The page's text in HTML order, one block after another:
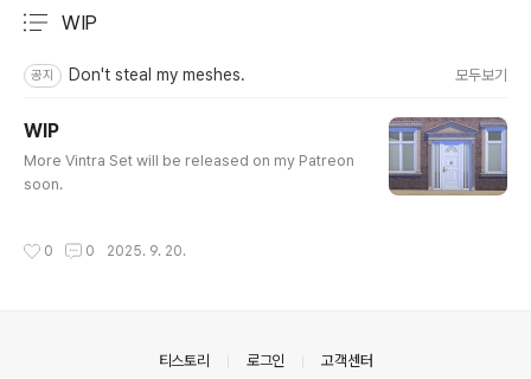
WIP
공지 Don't steal my meshes. 모두보기
WIP
More Vintra Set will be released on my Patreon
soon.
0 0 2025. 9. 20.
티스토리 로그인 고객센터